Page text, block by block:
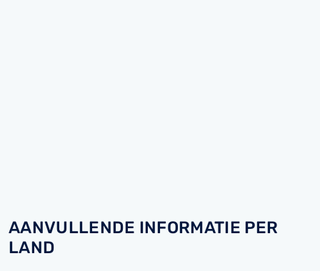
AANVULLENDE INFORMATIE PER
LAND